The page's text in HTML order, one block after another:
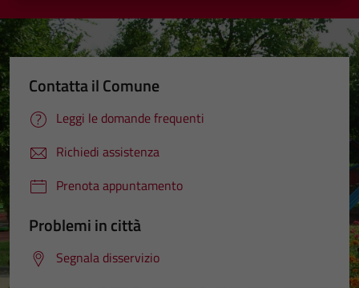
Contatta il Comune
Leggi le domande frequenti
Richiedi assistenza
Prenota appuntamento
Problemi in città
Segnala disservizio